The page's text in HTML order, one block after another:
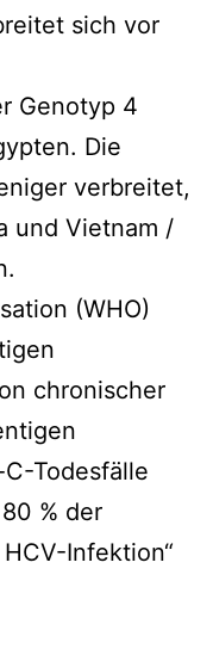
sich vor
Genotyp 4
Die
verbreitet,
und Vietnam /
(WHO)
chronischer
Todesfälle
% der
Infektion“